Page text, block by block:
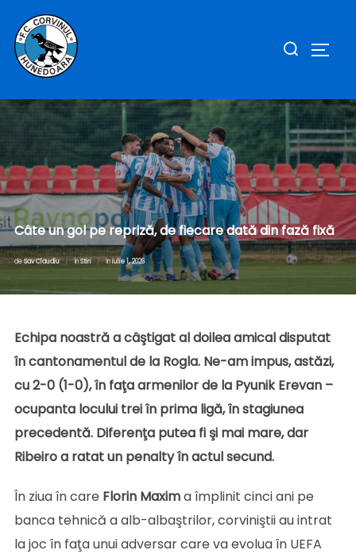
conținut
după:
Câte un gol pe repriză, de fiecare dată din fază fixă
deSav Claudiu înStiri în
Publicat
pe
iulie 1, 2026
Echipa noastră a câştigat al doilea amical disputat
în cantonamentul de la Rogla. Ne-am impus, astăzi,
cu 2-0 (1-0), în faţa armenilor de la Pyunik Erevan –
ocupanta locului trei în prima ligă, în stagiunea
precedentă. Diferenţa putea fi şi mai mare, dar
Ribeiro a ratat un penalty în actul secund.
În ziua în care Florin Maxima împlinit cinci ani pe
banca tehnică a alb-albaştrilor, corviniştii au intrat
la joc în faţa unui adversar care va evolua în UEFA